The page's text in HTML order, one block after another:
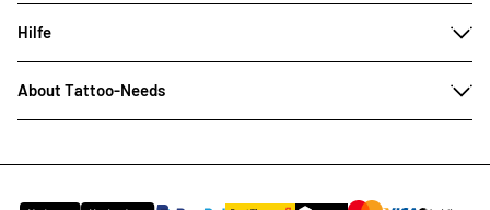
Hilfe
About Tattoo-Needs